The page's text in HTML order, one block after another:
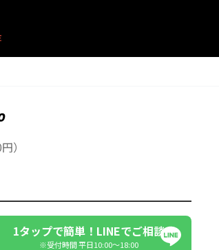
）
1タップで簡単！LINEでご相談
※受付時間 平日10:00〜18:00